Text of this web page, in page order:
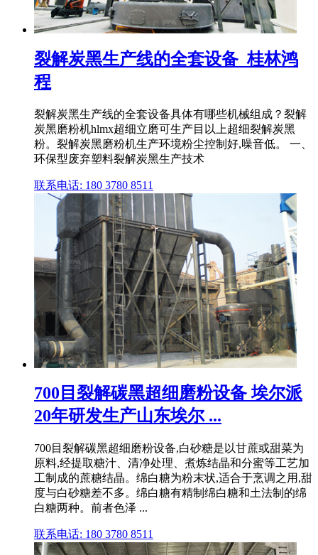
裂解炭黑生产线的全套设备_桂林鸿
程
裂解炭黑生产线的全套设备具体有哪些机械组成？裂解
炭黑磨粉机hlmx超细立磨可生产目以上超细裂解炭黑
粉。裂解炭黑磨粉机生产环境粉尘控制好,噪音低。 一、
环保型废弃塑料裂解炭黑生产技术
联系电话: 180 3780 8511
700目裂解碳黑超细磨粉设备 埃尔派
20年研发生产山东埃尔 ...
700目裂解碳黑超细磨粉设备,白砂糖是以甘蔗或甜菜为
原料,经提取糖汁、清净处理、煮炼结晶和分蜜等工艺加
工制成的蔗糖结晶。绵白糖为粉末状,适合于烹调之用,甜
度与白砂糖差不多。绵白糖有精制绵白糖和土法制的绵
白糖两种。前者色泽 ...
联系电话: 180 3780 8511